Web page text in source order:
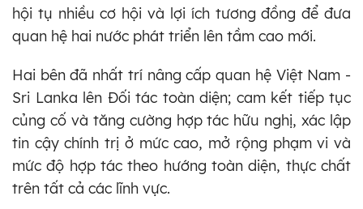
hội tụ nhiều cơ hội và lợi ích tương đồng để đưa
quan hệ hai nước phát triển lên tầm cao mới.
Hai bên đã nhất trí nâng cấp quan hệ Việt Nam -
Sri Lanka lên Đối tác toàn diện; cam kết tiếp tục
củng cố và tăng cường hợp tác hữu nghị, xác lập
tin cậy chính trị ở mức cao, mở rộng phạm vi và
mức độ hợp tác theo hướng toàn diện, thực chất
trên tất cả các lĩnh vực.